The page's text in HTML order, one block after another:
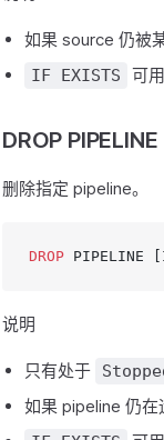
如果 source 仍被
IF EXISTS 可
DROP PIPELINE
删除指定 pipeline。
DROP PIPELINE
说明
只有处于
如果 pipeline 仍在